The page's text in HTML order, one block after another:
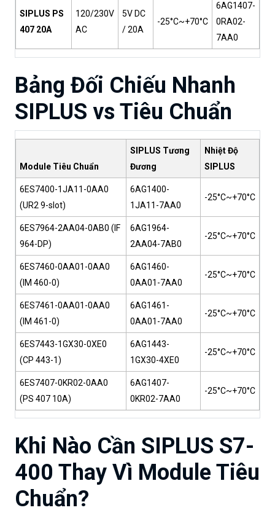
SIPLUS PS
407 20A
120/230V
AC
5V DC
/ 20A
-25°C~+70°C
6AG1407-
0RA02-
7AA0
Bảng Đối Chiếu Nhanh
SIPLUS vs Tiêu Chuẩn
Module Tiêu Chuẩn
SIPLUS Tương
Đương
Nhiệt Độ
SIPLUS
6ES7400-1JA11-0AA0
(UR2 9-slot)
6AG1400-
1JA11-7AA0
-25°C~+70°C
6ES7964-2AA04-0AB0 (IF
964-DP)
6AG1964-
2AA04-7AB0
-25°C~+70°C
6ES7460-0AA01-0AA0
(IM 460-0)
6AG1460-
0AA01-7AA0
-25°C~+70°C
6ES7461-0AA01-0AA0
(IM 461-0)
6AG1461-
0AA01-7AA0
-25°C~+70°C
6ES7443-1GX30-0XE0
(CP 443-1)
6AG1443-
1GX30-4XE0
-25°C~+70°C
6ES7407-0KR02-0AA0
(PS 407 10A)
6AG1407-
0KR02-7AA0
-25°C~+70°C
Khi Nào Cần SIPLUS S7-
400 Thay Vì Module Tiêu
Chuẩn?